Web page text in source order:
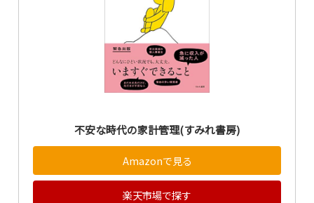
不安な時代の家計管理(すみれ書房)
Amazonで見る
楽天市場で探す